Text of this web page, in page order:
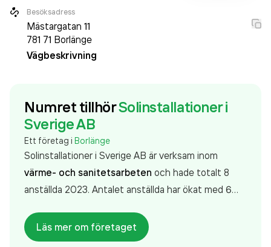
Besöksadress
Mästargatan 11
781 71 Borlänge
Vägbeskrivning
Numret tillhörSolinstallationer i
Sverige AB
Ett företag i Borlänge
Solinstallationer i Sverige AB är verksam inom
värme- och sanitetsarbeten och hade totalt 8
anställda 2023. Antalet anställda har ökat med 6
företaget. Bolaget är ett aktiebolag som varit aktivt
sedan 2022. Solinstallationer i Sverige AB
Läs mer om företaget